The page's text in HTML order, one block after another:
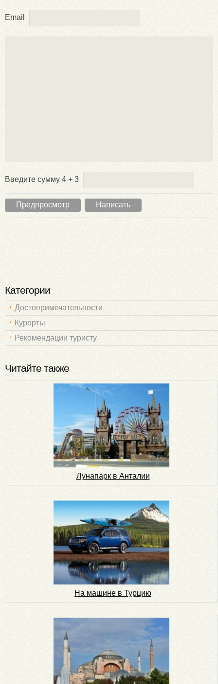
Email
Введите сумму 4 + 3
Категории
Достопримечательности
Курорты
Рекомендации туристу
Читайте также
Лунапарк в Анталии
На машине в Турцию